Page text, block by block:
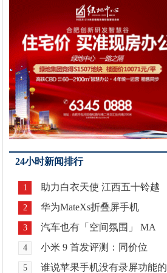
24小时新闻排行
1 助力白衣天使 江西五十铃越
2 华为MateXs折叠屏手机
3 汽车也有「空间氛围」 MA
4 小米 9 首发评测：同价位
5 谁说苹果手机没有录屏功能的